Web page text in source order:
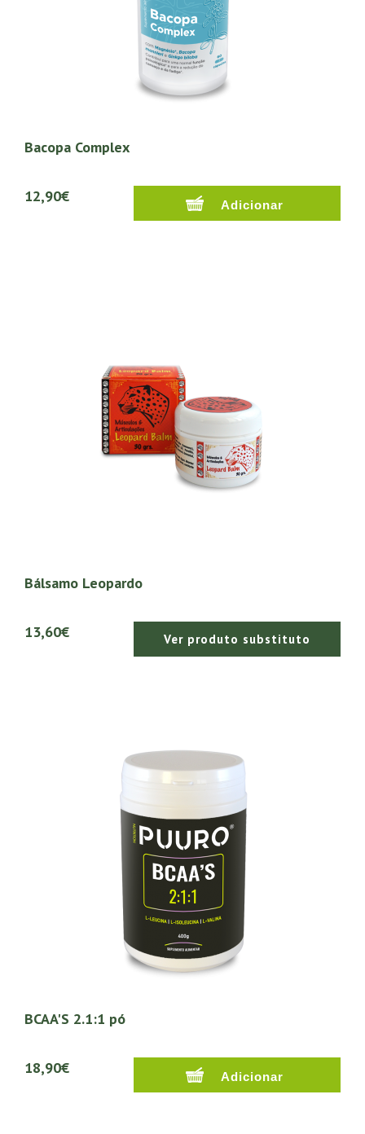
Bacopa Complex
12,90€
Bálsamo Leopardo
13,60€ Ver produto substituto
BCAA'S 2.1:1 pó
18,90€